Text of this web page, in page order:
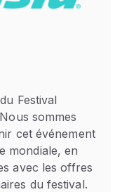
Festival
sommes
cet événement
mondiale, en
avec les offres
du festival.